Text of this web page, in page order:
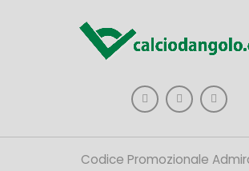
Codice Promozionale